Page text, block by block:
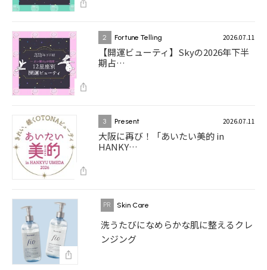
2 Fortune Telling 2026.07.11
【開運ビューティ】Skyの2026年下半
期占…
3 Present 2026.07.11
大阪に再び！「あいたい美的 in
HANKY…
Skin Care
洗うたびになめらかな肌に整えるクレ
ンジング